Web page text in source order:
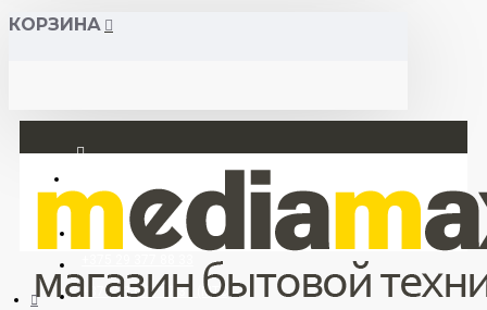
КОРЗИНА
Регистрация
+375 33 673 17 31 (МТС)